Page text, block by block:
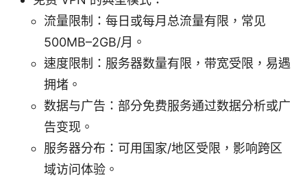
流量限制：每日或每月总流量有限，常见
500MB–2GB/月。
速度限制：服务器数量有限，带宽受限，易遇
拥堵。
数据与广告：部分免费服务通过数据分析或广
告变现。
服务器分布：可用国家/地区受限，影响跨区
域访问体验。